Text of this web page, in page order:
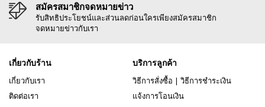
สมัครสมาชิกจดหมายข่าว
รับสิทธิประโยชน์และส่วนลดก่อนใครเพียงสมัครสมาชิก
จดหมายข่าวกับเรา
เกี่ยวกับร้าน
เกี่ยวกับเรา
ติดต่อเรา
บริการลูกค้า
วิธีการสั่งซื้อ | วิธีการชำระเงิน
แจ้งการโอนเงิน